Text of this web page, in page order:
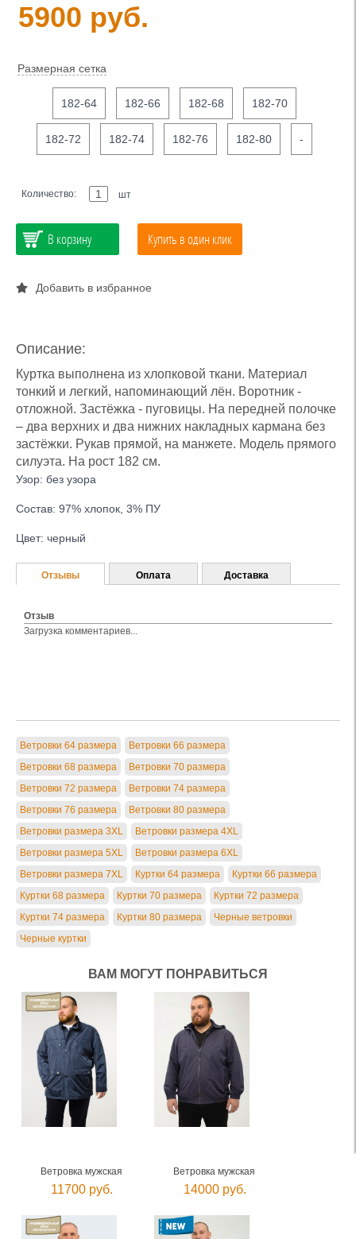
5900 руб.
Размерная сетка
182-64 182-66 182-68 182-70
182-72 182-74 182-76 182-80 -
Количество: шт
В корзину Купить в один клик
Добавить в избранное
Описание:
Куртка выполнена из хлопковой ткани. Материал
тонкий и легкий, напоминающий лён. Воротник -
отложной. Застёжка - пуговицы. На передней полочке
– два верхних и два нижних накладных кармана без
застёжки. Рукав прямой, на манжете. Модель прямого
силуэта. На рост 182 см.
Узор: без узора
Состав: 97% хлопок, 3% ПУ
Цвет: черный
Отзывы
Отзыв
Загрузка комментариев...
Оплата Доставка
Ветровки 64 размера
Ветровки 66 размера
Ветровки 68 размера
Ветровки 70 размера
Ветровки 72 размера
Ветровки 74 размера
Ветровки 76 размера
Ветровки 80 размера
Ветровки размера 3XL
Ветровки размера 4XL
Ветровки размера 5XL
Ветровки размера 6XL
Ветровки размера 7XL
Куртки 64 размера
Куртки 66 размера
Куртки 68 размера
Куртки 70 размера
Куртки 72 размера
Куртки 74 размера
Куртки 80 размера
Черные ветровки
Черные куртки
ВАМ МОГУТ ПОНРАВИТЬСЯ
Ветровка мужская
11700 руб.
Ветровка мужская
14000 руб.